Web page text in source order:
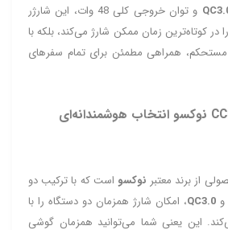
و توان خروجی کلی 48 وات، این شارژر
در کوتاه‌ترین زمان ممکن شارژ می‌کند، بلکه با
همراهی مطمئن برای تمام سفرهای
چرا شارژر خودرو CCN‑3 نوکسو انتخاب هوشمندانه‌ای
از برند معتبر نوکسو است که با ترکیب دو
و QC3.0، امکان شارژ همزمان دو دستگاه را با
این یعنی شما می‌توانید همزمان گوشی